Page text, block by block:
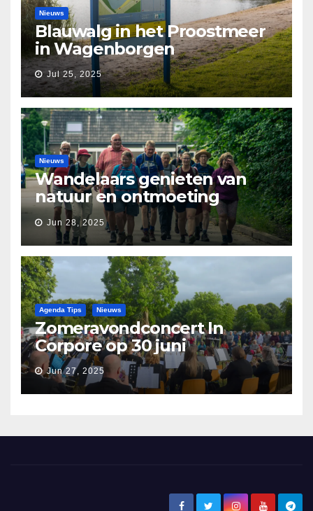
Nieuws
Blauwalg in het Proostmeer
in Wagenborgen
Jul 25, 2025
Nieuws
Wandelaars genieten van
natuur en ontmoeting
tijdens Etapperonde
Pronkjewailpad
Jun 28, 2025
Agenda Tips Nieuws
Zomeravondconcert In
Corpore op 30 juni
Jun 27, 2025